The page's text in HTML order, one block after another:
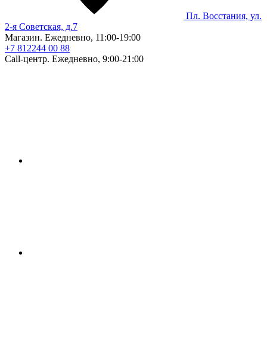
Пл. Восстания, ул.
2-я Советская, д.7
Магазин. Ежедневно, 11:00-19:00
+7 812244 00 88
Call-центр. Ежедневно, 9:00-21:00